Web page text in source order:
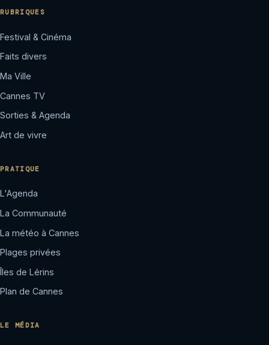
RUBRIQUES
Festival & Cinéma
Faits divers
Ma Ville
Cannes TV
Sorties & Agenda
Art de vivre
PRATIQUE
L'Agenda
La Communauté
La météo à Cannes
Plages privées
Îles de Lérins
Plan de Cannes
LE MÉDIA